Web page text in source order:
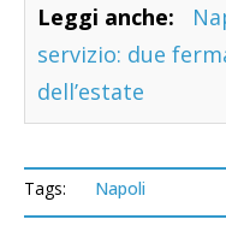
Leggi anche:
servizio: due
dell’estate
Tags: Napoli